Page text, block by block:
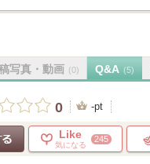
写真・動画 (0) Q&A (5)
0 -pt
Like
気になる
245